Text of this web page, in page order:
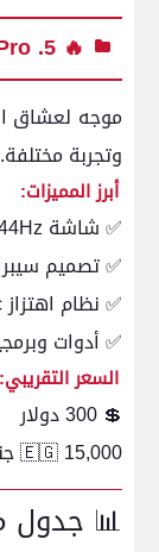
🔥 5. Infinix GT 30 Pro – الحصان الأسود
موجه لعشاق
وتجربة مختلفة.
أبرز المميزات:
✅ شاشة 144Hz مخصصة للألعاب.
✅ تصميم
✅ نظام اهتزاز Haptic متطور.
✅ أدوات
السعر التقريبي:
💲 300 دولار
🇪🇬 15,000 جنيه مصري
📊 جدول